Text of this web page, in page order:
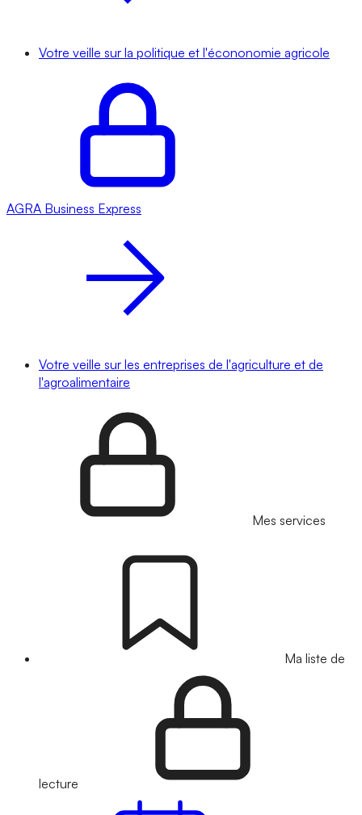
Votre veille sur la politique et l'écononomie agricole
AGRA Business Express
Votre veille sur les entreprises de l'agriculture et de
l'agroalimentaire
Mes services
Ma liste de
lecture